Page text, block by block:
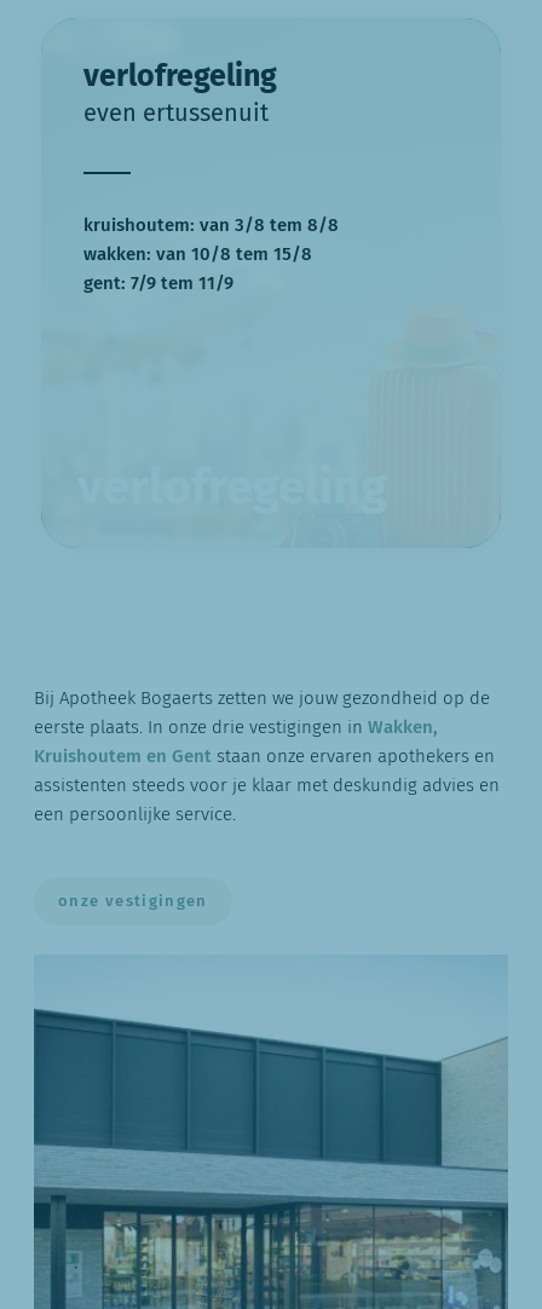
verlofregeling
even ertussenuit
kruishoutem: van 3/8 tem 8/8
wakken: van 10/8 tem 15/8
gent: 7/9 tem 11/9
Bij Apotheek Bogaerts zetten we jouw gezondheid op de
eerste plaats. In onze drie vestigingen in Wakken,
Kruishoutem en Gent staan onze ervaren apothekers en
assistenten steeds voor je klaar met deskundig advies en
een persoonlijke service.
onze vestigingen